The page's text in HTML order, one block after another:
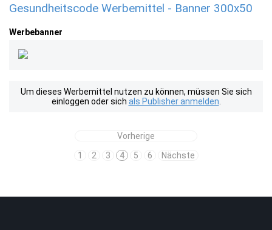
Gesundheitscode Werbemittel - Banner 300x50
Werbebanner
Um dieses Werbemittel nutzen zu können, müssen Sie sich
einloggen oder sich als Publisher anmelden
Vorherige
1
2 3 4 5 6 Nächste